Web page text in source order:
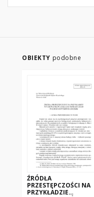
OBIEKTY podobne
ŹRÓDŁA
PRZESTĘPCZOŚCI NA
PRZYKŁADZIE